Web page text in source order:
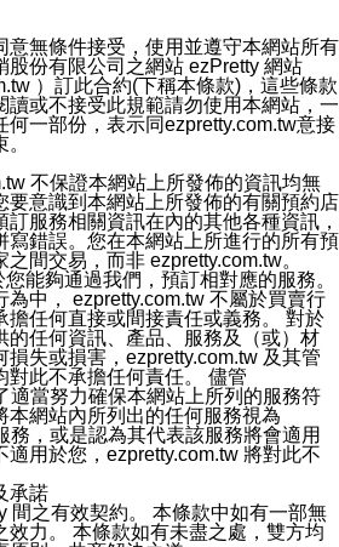
一定會先更新隱私權聲明才會接著
公司鼓勵您定期檢視隱私權聲明，
何保護您的個人資訊。
名稱、密碼及個人資料，不要提供
人化服務之使用後，請務必記得登
共享電腦或使用公共電腦，切記要
止他人讀取您的個人資料、信件或
訊或電子郵件之政策
過您所提供的郵件地址與您取得聯
各項服務之資料或電子郵件供您參
電子郵件所指示之方法、說明或功
這些資料或電子郵件。
型訊息傳送重要訊息給您。即使未
，您仍可接收到通知型訊息。
知型訊息以對您有效且重要的訊息
的的訊息皆不會被傳送。滿足以下
通知型訊息。
號碼與本公司/本服務所傳來的電
APP 設定中，同意接收通知型
訊息之 LINE 官方帳號。
定，操作如下：
定」
意無條件接受，使用並遵守本網站所有
股份有限公司之網站 ezPretty 網站
）訂此合約(下稱本條款)，這些條款
讀或不接受此規範請勿使用本網站，一
何一部份，表示同ezpretty.com.tw意接
不保證本網站上所發佈的資訊均無
要意識到本網站上所發佈的有關預約店
服務相關資訊在內的其他各種資訊，
寫錯誤。您在本網站上所進行的所有預
間交易，而非 ezpretty.com.tw。
能夠通過我們，預訂相對應的服務。
中， ezpretty.com.tw 不屬於買賣行
擔任何直接或間接責任或義務。 對於
的任何資訊、產品、服務及（或）材
失或損害，ezpretty.com.tw 及其管
對此不承擔任何責任。 儘管
適當努力確保本網站上所列的服務符
本網站內所列出的任何服務視為
務，或是認為其代表該服務將會適用
用於您，ezpretty.com.tw 將對此不
承諾
間之有效契約。 本條款中如有一部無
效力。 本條款如有未盡之處，雙方均